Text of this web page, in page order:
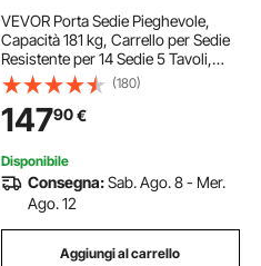
VEVOR Porta Sedie Pieghevole,
Capacità 181 kg, Carrello per Sedie
Resistente per 14 Sedie 5 Tavoli,
Carrello Porta Sedie con Ruote
Girevoli e Ruote Bloccabili per Feste,
Eventi, Hotel, Nero Opaco
(180)
14790€
Disponibile
Consegna:Sab. Ago. 8 - Mer.
Ago. 12
Aggiungi al carrello